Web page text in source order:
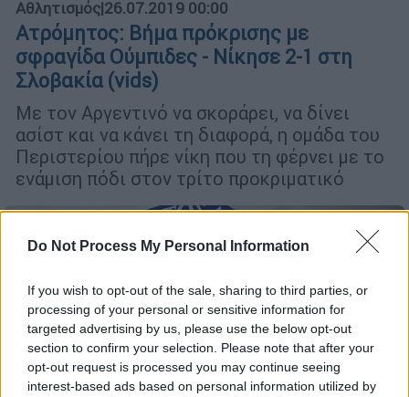
Do Not Process My Personal Information
If you wish to opt-out of the sale, sharing to third parties, or
processing of your personal or sensitive information for
targeted advertising by us, please use the below opt-out
section to confirm your selection. Please note that after your
opt-out request is processed you may continue seeing
interest-based ads based on personal information utilized by
Αθλητισμός|26.07.2019 00:00
Ατρόμητος: Βήμα πρόκρισης με
σφραγίδα Ούμπιδες - Νίκησε 2-1 στη
Σλοβακία (vids)
Με τον Αργεντινό να σκοράρει, να δίνει
ασίστ και να κάνει τη διαφορά, η ομάδα του
Περιστερίου πήρε νίκη που τη φέρνει με το
ενάμιση πόδι στον τρίτο προκριματικό